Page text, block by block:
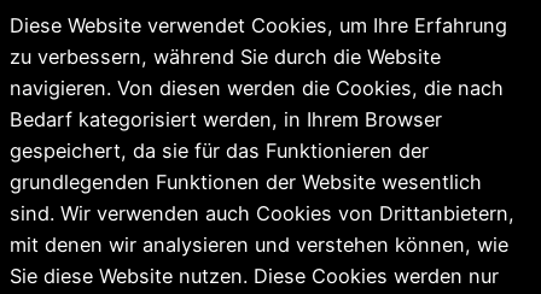
Diese Website verwendet Cookies, um Ihre Erfahrung
zu verbessern, während Sie durch die Website
navigieren. Von diesen werden die Cookies, die nach
Bedarf kategorisiert werden, in Ihrem Browser
gespeichert, da sie für das Funktionieren der
grundlegenden Funktionen der Website wesentlich
sind. Wir verwenden auch Cookies von Drittanbietern,
mit denen wir analysieren und verstehen können, wie
Sie diese Website nutzen. Diese Cookies werden nur